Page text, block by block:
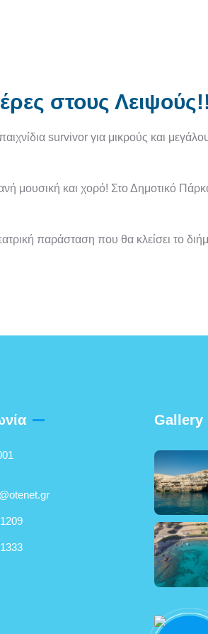
στους
survivor για μικρούς και
μουσική και χορό! Στο Δημοτικό
παράσταση που θα κλείσει το
Gallery